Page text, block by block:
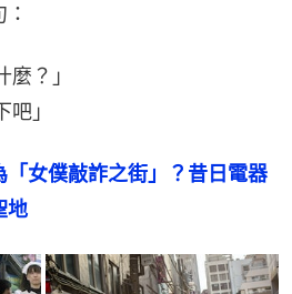
麼？」
」
「女僕敲詐之街」？昔日電器
地